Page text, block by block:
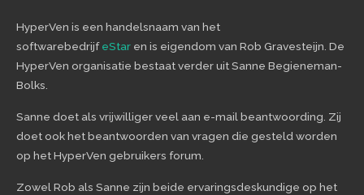
HyperVen is een handelsnaam van het
softwarebedrijfeStar en is eigendom van Rob Gravesteijn. De
HyperVen organisatie bestaat verder uit Sanne Begieneman-
Bolks.
Sanne doet als vrijwilliger veel aan e-mail beantwoording. Zij
doet ook het beantwoorden van vragen die gesteld worden
op het HyperVen gebruikers forum.
Zowel Rob als Sanne zijn beide ervaringsdeskundige op het